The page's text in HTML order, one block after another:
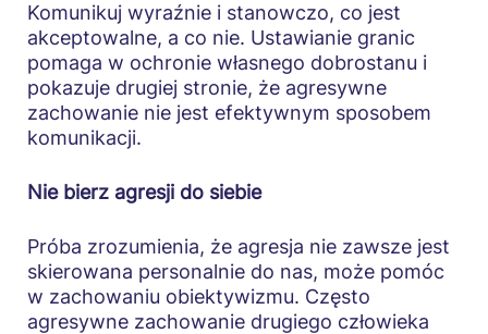
Komunikuj wyraźnie i stanowczo, co jest
akceptowalne, a co nie. Ustawianie granic
pomaga w ochronie własnego dobrostanu i
pokazuje drugiej stronie, że agresywne
zachowanie nie jest efektywnym sposobem
komunikacji.
Nie bierz agresji do siebie
Próba zrozumienia, że agresja nie zawsze jest
skierowana personalnie do nas, może pomóc
w zachowaniu obiektywizmu. Często
agresywne zachowanie drugiego człowieka